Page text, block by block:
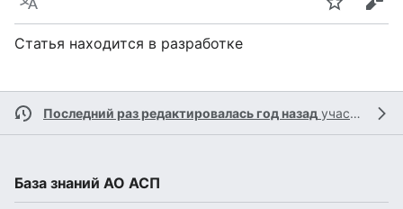
Язык Следить
Статья находится в разработке
Последний раз редактировалась год назад участником
База знаний АО АСП